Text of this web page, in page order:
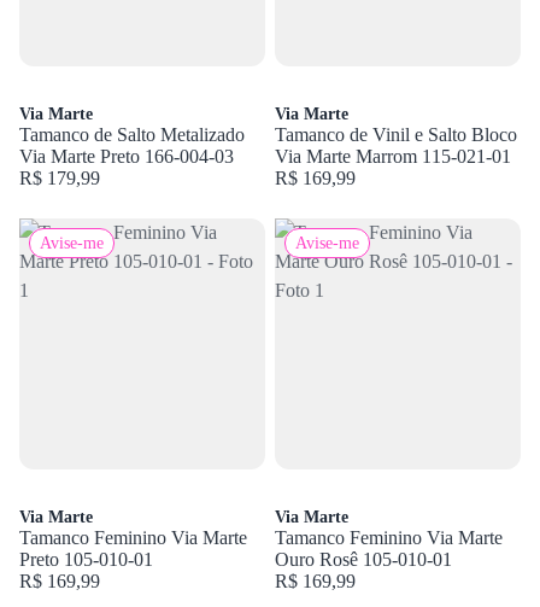
Via Marte
Tamanco de Salto Metalizado
Via Marte Preto 166-004-03
R$ 179,99
Via Marte
Tamanco de Vinil e Salto Bloco
Via Marte Marrom 115-021-01
R$ 169,99
Avise-me
Via Marte
Tamanco Feminino Via Marte
Preto 105-010-01
R$ 169,99
Avise-me
Via Marte
Tamanco Feminino Via Marte
Ouro Rosê 105-010-01
R$ 169,99